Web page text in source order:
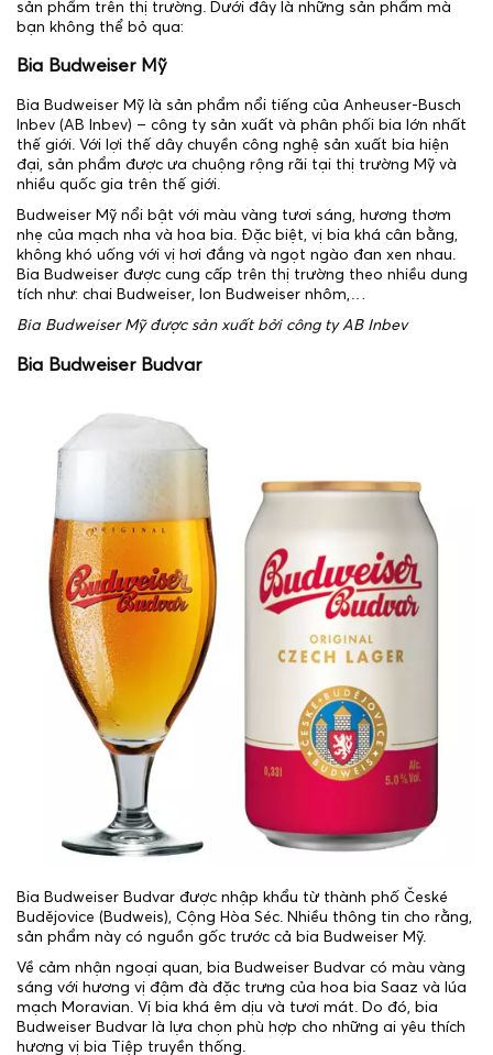
sản phẩm trên thị trường. Dưới đây là những sản phẩm mà
bạn không thể bỏ qua:
Bia Budweiser Mỹ
Bia Budweiser Mỹ là sản phẩm nổi tiếng của Anheuser-Busch
Inbev (AB Inbev) – công ty sản xuất và phân phối bia lớn nhất
thế giới. Với lợi thế dây chuyền công nghệ sản xuất bia hiện
đại, sản phẩm được ưa chuộng rộng rãi tại thị trường Mỹ và
nhiều quốc gia trên thế giới.
Budweiser Mỹ nổi bật với màu vàng tươi sáng, hương thơm
nhẹ của mạch nha và hoa bia. Đặc biệt, vị bia khá cân bằng,
không khó uống với vị hơi đắng và ngọt ngào đan xen nhau.
Bia Budweiser được cung cấp trên thị trường theo nhiều dung
tích như: chai Budweiser, lon Budweiser nhôm,…
Bia Budweiser Mỹ được sản xuất bởi công ty AB Inbev
Bia Budweiser Budvar
Bia Budweiser Budvar được nhập khẩu từ thành phố České
Budějovice (Budweis), Cộng Hòa Séc. Nhiều thông tin cho rằng,
sản phẩm này có nguồn gốc trước cả bia Budweiser Mỹ.
Về cảm nhận ngoại quan, bia Budweiser Budvar có màu vàng
sáng với hương vị đậm đà đặc trưng của hoa bia Saaz và lúa
mạch Moravian. Vị bia khá êm dịu và tươi mát. Do đó, bia
Budweiser Budvar là lựa chọn phù hợp cho những ai yêu thích
hương vị bia Tiệp truyền thống.